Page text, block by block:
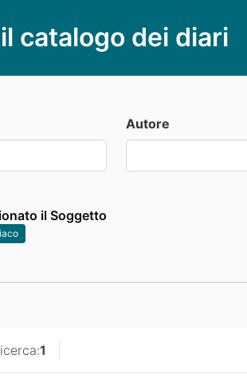
il catalogo dei diari
Autore
il Soggetto
1